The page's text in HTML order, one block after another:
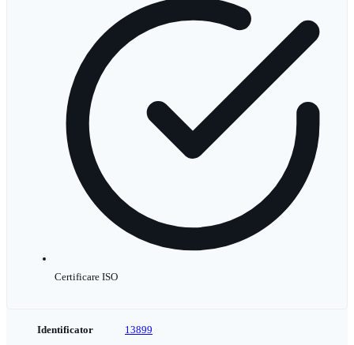
Certificare ISO
Identificator 13899